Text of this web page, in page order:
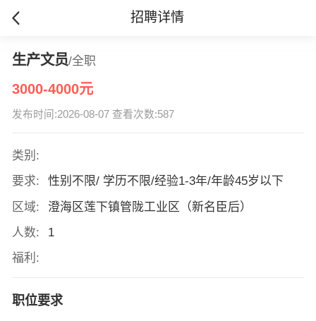
招聘详情
生产文员/全职
3000-4000元
发布时间:2026-08-07 查看次数:587
类别:
要求:
性别不限/ 学历不限/经验1-3年/年龄45岁以下
区域:
澄海区莲下镇管陇工业区（新名臣后）
人数:
1
福利:
职位要求